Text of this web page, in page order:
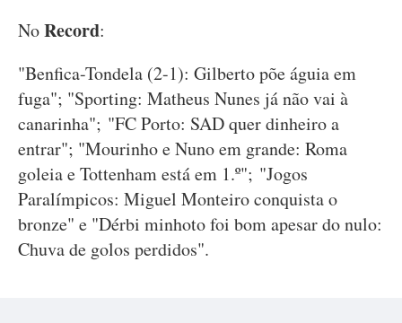
NoRecord:
"Benfica-Tondela (2-1): Gilberto põe águia em
fuga"; "Sporting: Matheus Nunes já não vai à
canarinha"; "FC Porto: SAD quer dinheiro a
entrar"; "Mourinho e Nuno em grande: Roma
goleia e Tottenham está em 1.º"; "Jogos
Paralímpicos: Miguel Monteiro conquista o
bronze" e "Dérbi minhoto foi bom apesar do nulo:
Chuva de golos perdidos".